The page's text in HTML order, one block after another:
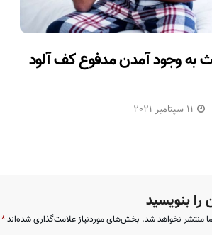
به وجود آمدن مدفوع کف آلود
11 سپتامبر 2021
را بنویسید
منتشر نخواهد شد. بخش‌های موردنیاز علامت‌گذاری شده‌اند*